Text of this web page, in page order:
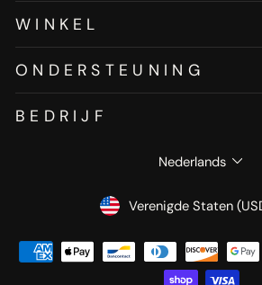
WINKEL
ONDERSTEUNING
BEDRIJF
TAAL
Nederlands
VALUTA
Verenigde Staten